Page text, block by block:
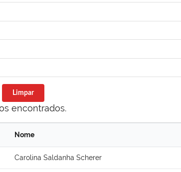
Limpar
encontrados.
Nome
Carolina Saldanha Scherer